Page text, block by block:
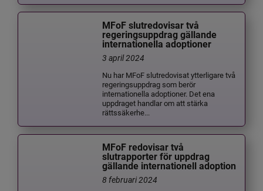
MFoF slutredovisar två
regeringsuppdrag gällande
internationella adoptioner
3 april 2024
Nu har MFoF slutredovisat ytterligare två
regeringsuppdrag som berör
internationella adoptioner. Det ena
uppdraget handlar om att stärka
rättssäkerhe...
MFoF redovisar två
slutrapporter för uppdrag
gällande internationell adoption
8 februari 2024